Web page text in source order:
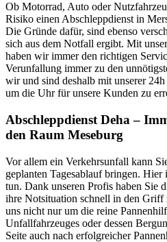
Ob Motorrad, Auto oder
Risiko einen Abschleppdienst in
Die Gründe dafür, sind ebenso
sich aus dem Notfall ergibt. Mit
haben wir immer den richtigen
Verunfallung immer zu den
wir und sind deshalb mit unserer
um die Uhr für unsere Kunden zu
Abschleppdienst Deha –
den Raum Meseburg
Vor allem ein Verkehrsunfall kann
geplanten Tagesablauf bringen.
tun. Dank unseren Profis haben Sie
ihre Notsituation schnell in den Griff
uns nicht nur um die reine
Unfallfahrzeuges oder dessen
Seite auch nach erfolgreicher